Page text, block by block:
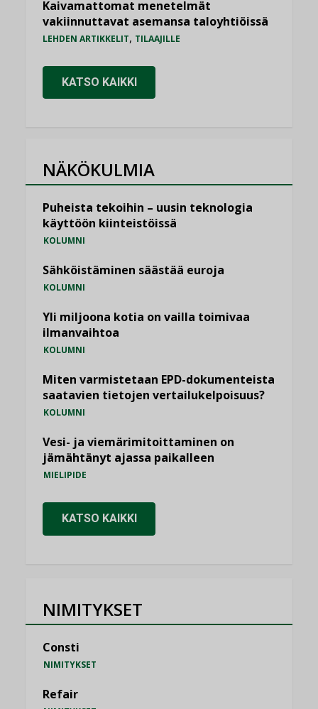
Kaivamattomat menetelmät
vakiinnuttavat asemansa taloyhtiöissä
LEHDEN ARTIKKELIT, TILAAJILLE
KATSO KAIKKI
NÄKÖKULMIA
Puheista tekoihin – uusin teknologia
käyttöön kiinteistöissä
KOLUMNI
Sähköistäminen säästää euroja
KOLUMNI
Yli miljoona kotia on vailla toimivaa
ilmanvaihtoa
KOLUMNI
Miten varmistetaan EPD-dokumenteista
saatavien tietojen vertailukelpoisuus?
KOLUMNI
Vesi- ja viemärimitoittaminen on
jämähtänyt ajassa paikalleen
MIELIPIDE
KATSO KAIKKI
NIMITYKSET
Consti
NIMITYKSET
Refair